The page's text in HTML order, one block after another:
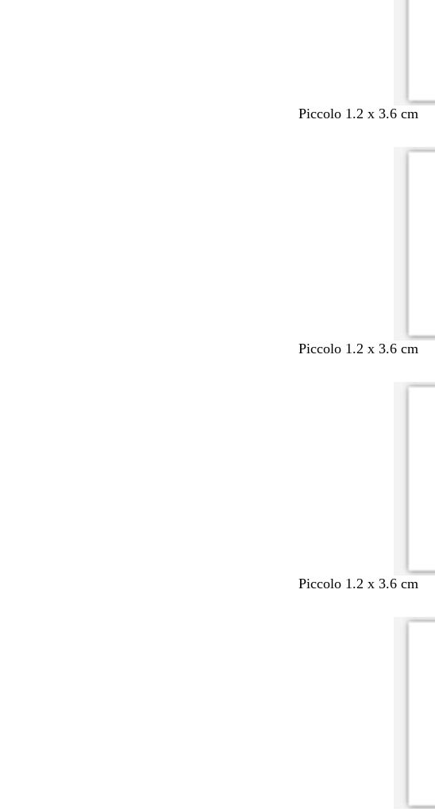
Piccolo 1.2 x 3.6 cm
Piccolo 1.2 x 3.6 cm
Piccolo 1.2 x 3.6 cm